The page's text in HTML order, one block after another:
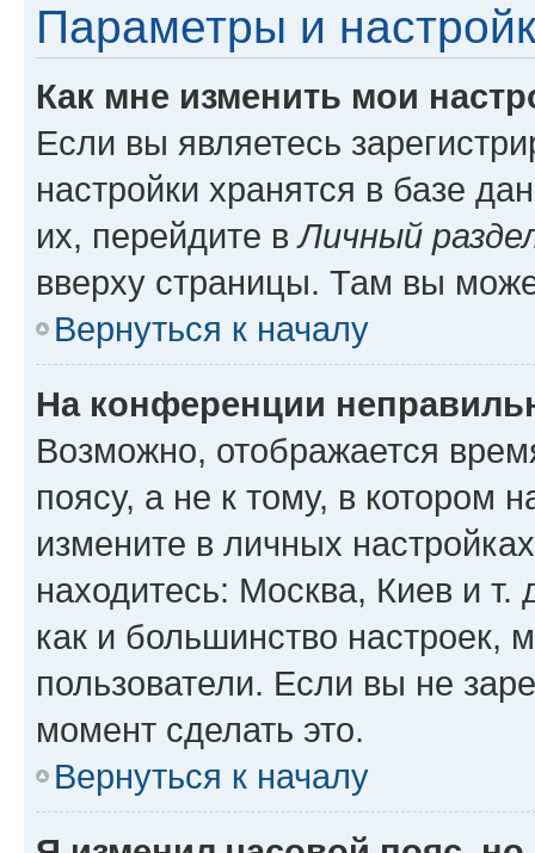
Параметры и
Как мне изменить мои
Если вы являетесь
настройки хранятся в базе
их, перейдите вЛичный
вверху страницы. Там вы
Вернуться к началу
На конференции
Возможно, отображается
поясу, а не к тому, в котором
измените в личных
находитесь: Москва, Киев и т.
как и большинство настроек,
пользователи. Если вы не
момент сделать это.
Вернуться к началу